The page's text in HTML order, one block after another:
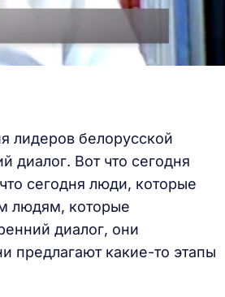
лидеров белорусской
диалог. Вот что сегодня
сегодня люди, которые
людям, которые
диалог, они
предлагают какие-то этапы